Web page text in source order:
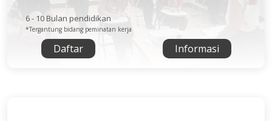
6 - 10 Bulan pendidikan
*Tergantung bidang peminatan kerja
Daftar Informasi